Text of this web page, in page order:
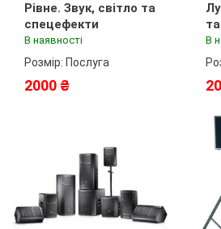
Рівне. Звук, світло та
спецефекти
В наявності
Розмір: Послуга
2000 ₴
В